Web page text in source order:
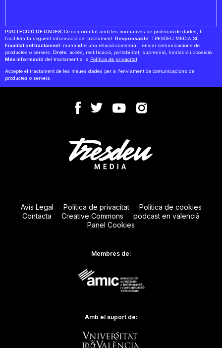
PROTECCIÓ DE DADES: De conformitat amb les normatives de protecció de dades, li
facilitem la següent informació del tractament: Responsable: TRESDEU MEDIA SL
Finalitat del tractament: mantindre una relació comercial i enviar comunicacions de
productes o serveis. Drets: accés, rectificació, portabilitat, supressió, limitació i oposició.
Més informació del tractament a la Política de privacitat.
Accepte el tractament de les meues dades per a l'enviament de comunicacions de
productes o serveis.
Avís Legal Política de privacitat
Política de cookies
Contacta
Creative Commons
podcast en valencià
Panel Cookies
Membres de:
Amb el suport de: